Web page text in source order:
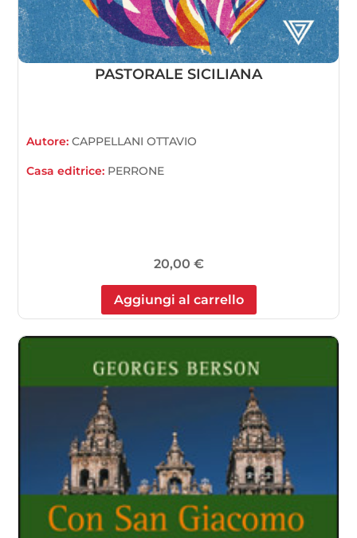
PASTORALE SICILIANA
Autore:CAPPELLANI OTTAVIO
Casa editrice: PERRONE
20,00 €
Aggiungi al carrello